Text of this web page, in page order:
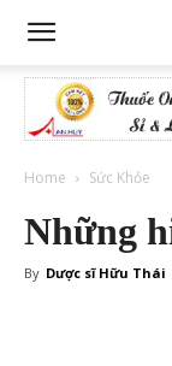
Home Sức Khỏe
Những
By Dược sĩ Hữu Thái